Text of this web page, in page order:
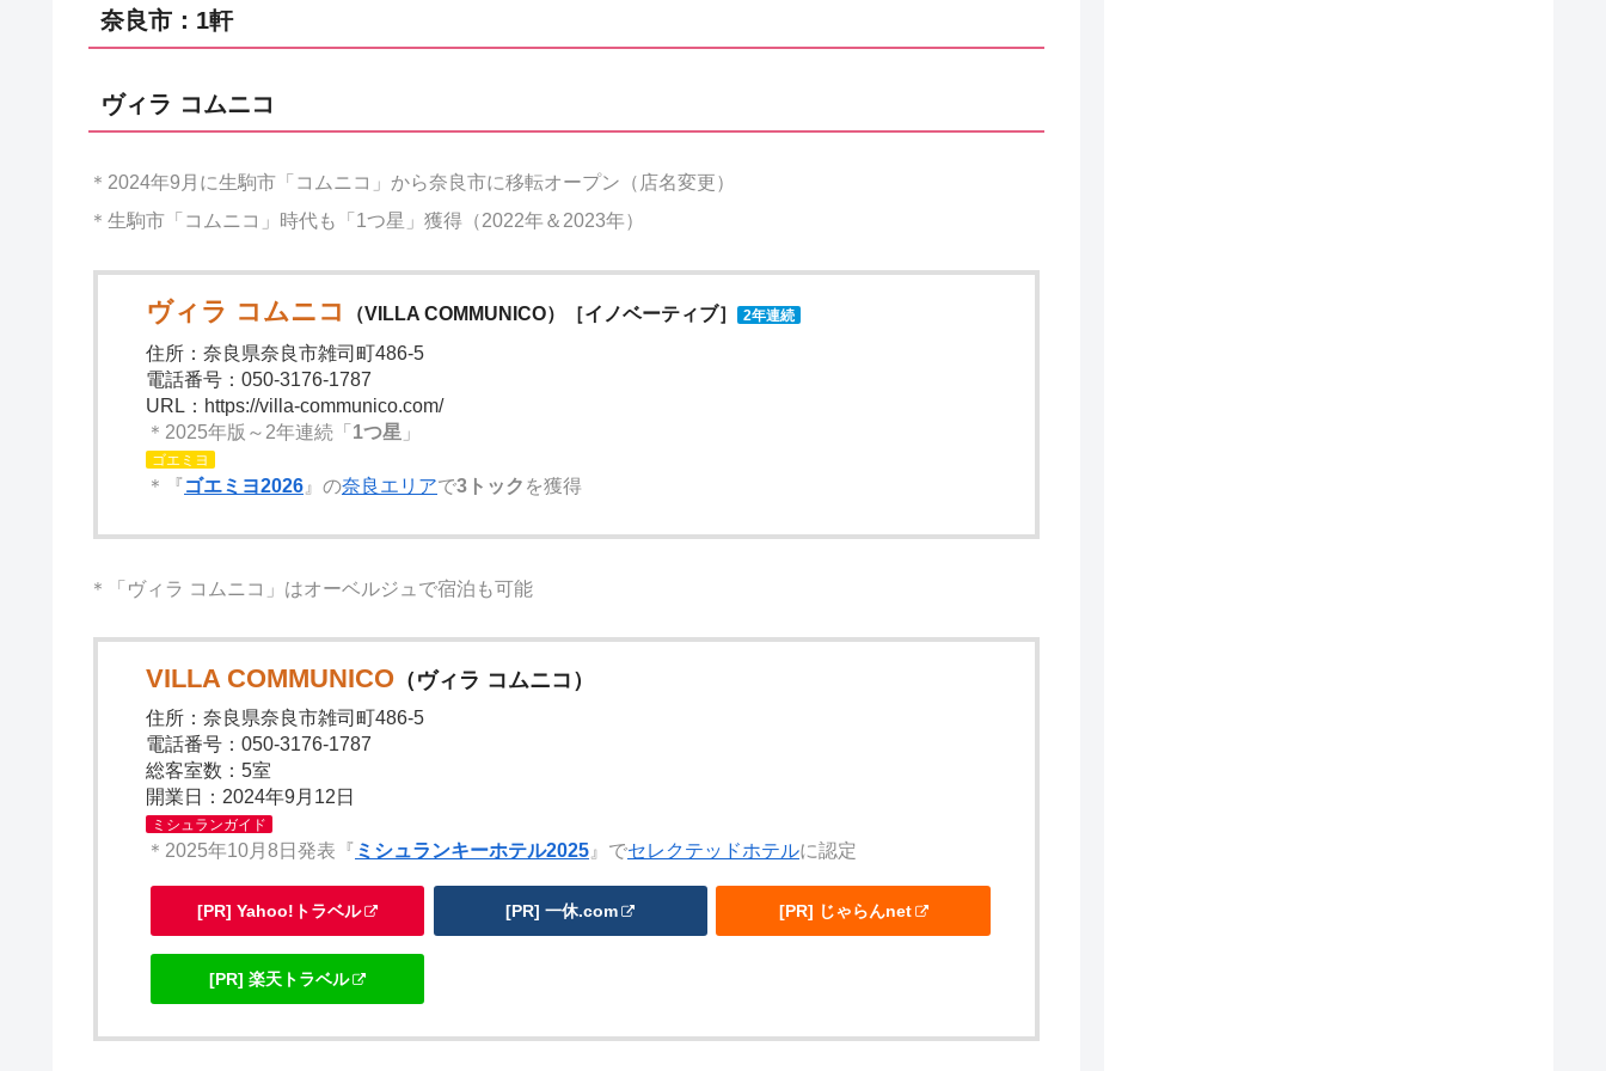
奈良市：1軒
ヴィラ コムニコ
＊2024年9月に生駒市「コムニコ」から奈良市に移転オープン（店名変更）
＊生駒市「コムニコ」時代も「1つ星」獲得（2022年＆2023年）
ヴィラ コムニコ （VILLA COMMUNICO）［イノベーティブ］ 2年連続
住所：奈良県奈良市雑司町486-5
電話番号：050-3176-1787
URL：https://villa-communico.com/
＊2025年版～2年連続「 1つ星 」
ゴエミヨ
＊『 ゴエミヨ2026 』の奈良エリアで3トック を獲得
＊「ヴィラ コムニコ」はオーベルジュで宿泊も可能
VILLA COMMUNICO （ヴィラ コムニコ）
住所：奈良県奈良市雑司町486-5
電話番号：050-3176-1787
総客室数：5室
開業日：2024年9月12日
ミシュランガイド
＊2025年10月8日発表『 ミシュランキーホテル2025 』でセレクテッドホテルに認定
[PR] Yahoo!トラベル [PR] 一休.com [PR] じゃらんnet
[PR] 楽天トラベル